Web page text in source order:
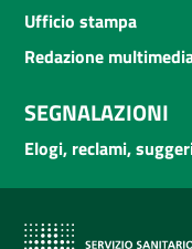
Ufficio stampa
Redazione
SEGNALAZIONI
Elogi, reclami,